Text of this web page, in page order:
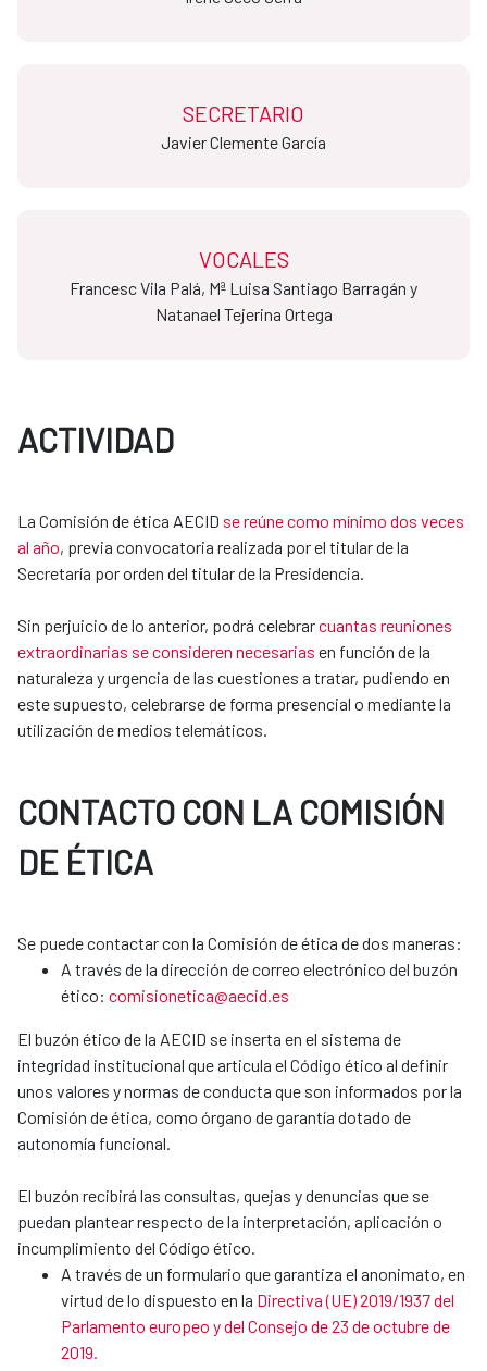
SECRETARIO
​​​​​​​Javier Clemente García
VOCALES
Francesc Vila Palá, Mª Luisa Santiago Barragán y
Natanael Tejerina Ortega
ACTIVIDAD
La Comisión de ética AECID se reúne como mínimo dos veces
al año, previa convocatoria realizada por el titular de la
Secretaría por orden del titular de la Presidencia.
Sin perjuicio de lo anterior, podrá celebrarcuantas reuniones
extraordinarias se consideren necesarias en función de la
naturaleza y urgencia de las cuestiones a tratar, pudiendo en
este supuesto, celebrarse de forma presencial o mediante la
utilización de medios telemáticos.
CONTACTO CON LA COMISIÓN
DE ÉTICA
​​​​​​​Se puede contactar con la Comisión de ética de dos maneras:
A través de la dirección de correo electrónico del buzón
ético: comisionetica@aecid.es
El buzón ético de la AECID se inserta en el sistema de
integridad institucional que articula el Código ético al definir
unos valores y normas de conducta que son informados por la
Comisión de ética, como órgano de garantía dotado de
autonomía funcional.
El buzón recibirá las consultas, quejas y denuncias que se
puedan plantear respecto de la interpretación, aplicación o
incumplimiento del Código ético.
A través de un formulario que garantiza el anonimato, en
virtud de lo dispuesto en la Directiva (UE) 2019/1937 del
Parlamento europeo y del Consejo de 23 de octubre de
2019.